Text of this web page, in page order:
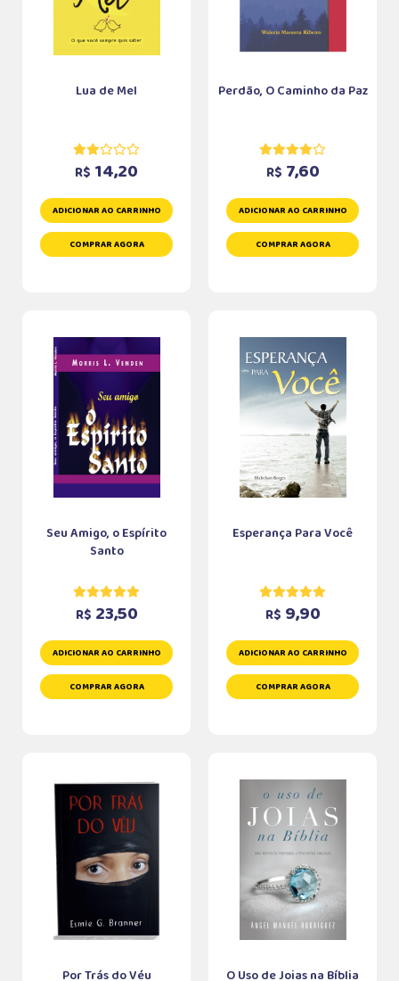
Lua de Mel
R$ 14,20
ADICIONAR AO CARRINHO
COMPRAR AGORA
Perdão, O Caminho da Paz
R$ 7,60
ADICIONAR AO CARRINHO
COMPRAR AGORA
Seu Amigo, o Espírito
Santo
R$ 23,50
ADICIONAR AO CARRINHO
COMPRAR AGORA
Esperança Para Você
R$ 9,90
ADICIONAR AO CARRINHO
COMPRAR AGORA
Por Trás do Véu O Uso de Joias na Bíblia